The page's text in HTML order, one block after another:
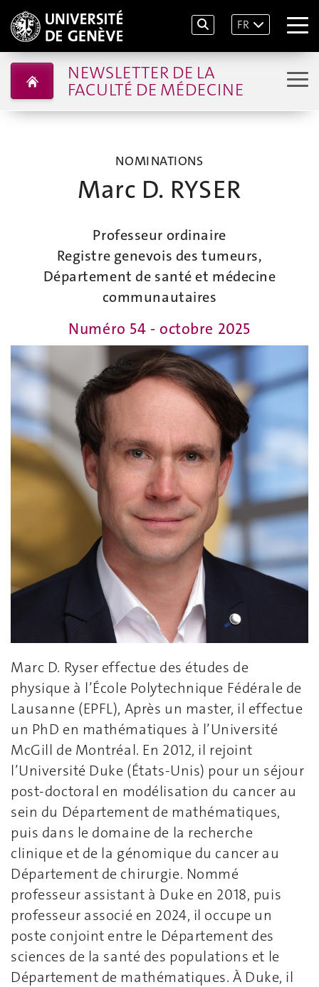
FR
NEWSLETTER DE LA
FACULTÉ DE MÉDECINE
NOMINATIONS
Marc D. RYSER
Professeur ordinaire
Registre genevois des tumeurs,
Département de santé et médecine
communautaires
Numéro 54 - octobre 2025
Marc D. Ryser effectue des études de
physique à l’École Polytechnique Fédérale de
Lausanne (EPFL), Après un master, il effectue
un PhD en mathématiques à l’Université
McGill de Montréal. En 2012, il rejoint
l’Université Duke (États-Unis) pour un séjour
post-doctoral en modélisation du cancer au
sein du Département de mathématiques,
puis dans le domaine de la recherche
clinique et de la génomique du cancer au
Département de chirurgie. Nommé
professeur assistant à Duke en 2018, puis
professeur associé en 2024, il occupe un
poste conjoint entre le Département des
sciences de la santé des populations et le
Département de mathématiques. À Duke, il